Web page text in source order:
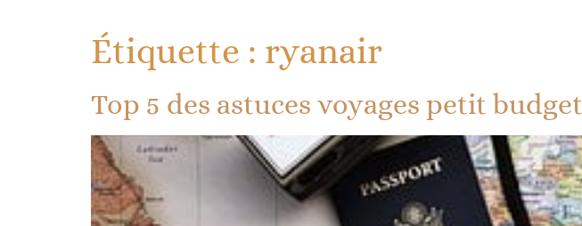
Étiquette : ryanair
Top 5 des astuces voyages petit budget